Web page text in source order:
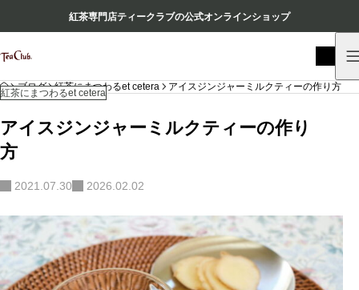
紅茶専門店ティークラブの公式オンラインショップ
HOME
ブログ 紅茶にまつわるet cetera アイスジンジャーミルクティーの作り方
紅茶にまつわるet cetera
アイスジンジャーミルクティーの作り
方
2021.07.30 2026.02.02